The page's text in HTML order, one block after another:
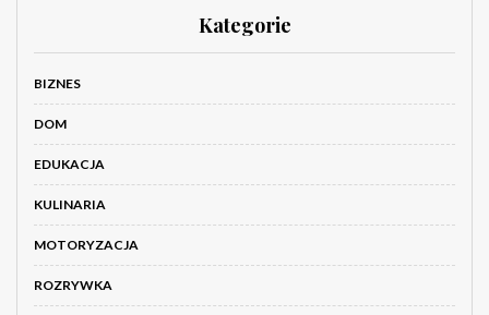
Kategorie
BIZNES
DOM
EDUKACJA
KULINARIA
MOTORYZACJA
ROZRYWKA